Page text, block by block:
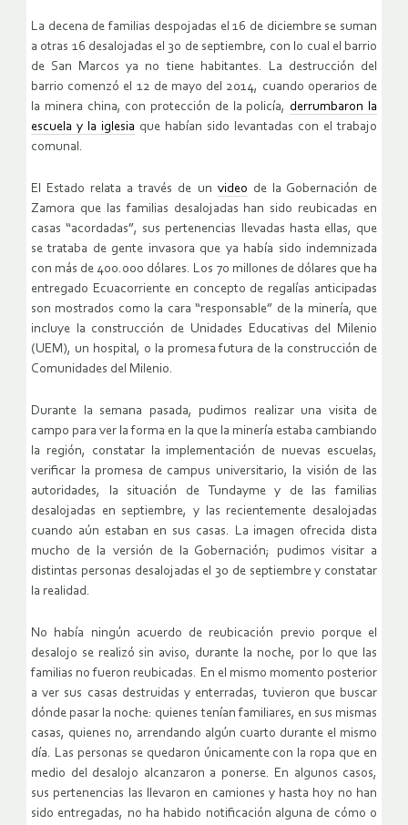
La decena de familias despojadas el 16 de diciembre se suman
a otras 16 desalojadas el 30 de septiembre, con lo cual el barrio
de San Marcos ya no tiene habitantes. La destrucción del
barrio comenzó el 12 de mayo del 2014, cuando operarios de
la minera china, con protección de la policía, derrumbaron la
escuela y la iglesia que habían sido levantadas con el trabajo
comunal.
El Estado relata a través de un video de la Gobernación de
Zamora que las familias desalojadas han sido reubicadas en
casas “acordadas”, sus pertenencias llevadas hasta ellas, que
se trataba de gente invasora que ya había sido indemnizada
con más de 400.000 dólares. Los 70 millones de dólares que ha
entregado Ecuacorriente en concepto de regalías anticipadas
son mostrados como la cara “responsable” de la minería, que
incluye la construcción de Unidades Educativas del Milenio
(UEM), un hospital, o la promesa futura de la construcción de
Comunidades del Milenio.
Durante la semana pasada, pudimos realizar una visita de
campo para ver la forma en la que la minería estaba cambiando
la región, constatar la implementación de nuevas escuelas,
verificar la promesa de campus universitario, la visión de las
autoridades, la situación de Tundayme y de las familias
desalojadas en septiembre, y las recientemente desalojadas
cuando aún estaban en sus casas. La imagen ofrecida dista
mucho de la versión de la Gobernación; pudimos visitar a
distintas personas desalojadas el 30 de septiembre y constatar
la realidad.
No había ningún acuerdo de reubicación previo porque el
desalojo se realizó sin aviso, durante la noche, por lo que las
familias no fueron reubicadas. En el mismo momento posterior
a ver sus casas destruidas y enterradas, tuvieron que buscar
dónde pasar la noche: quienes tenían familiares, en sus mismas
casas, quienes no, arrendando algún cuarto durante el mismo
día. Las personas se quedaron únicamente con la ropa que en
medio del desalojo alcanzaron a ponerse. En algunos casos,
sus pertenencias las llevaron en camiones y hasta hoy no han
sido entregadas, no ha habido notificación alguna de cómo o